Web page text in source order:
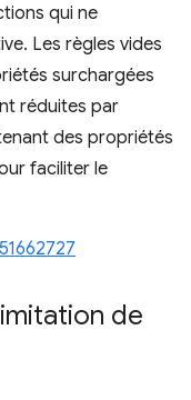
qui ne
Les règles vides
surchargées
réduites par
des propriétés
faciliter le
de